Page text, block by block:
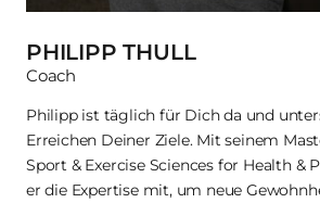
PHILIPP THULL
Coach
Philipp ist täglich für Dich da und
Erreichen Deiner Ziele. Mit seinem
Sport & Exercise Sciences for Health &
er die Expertise mit, um neue